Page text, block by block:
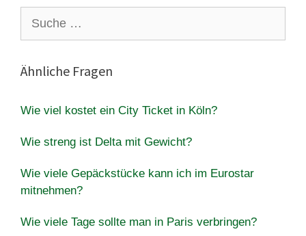
nach:
Ähnliche Fragen
Wie viel kostet ein City Ticket in Köln?
Wie streng ist Delta mit Gewicht?
Wie viele Gepäckstücke kann ich im Eurostar
mitnehmen?
Wie viele Tage sollte man in Paris verbringen?